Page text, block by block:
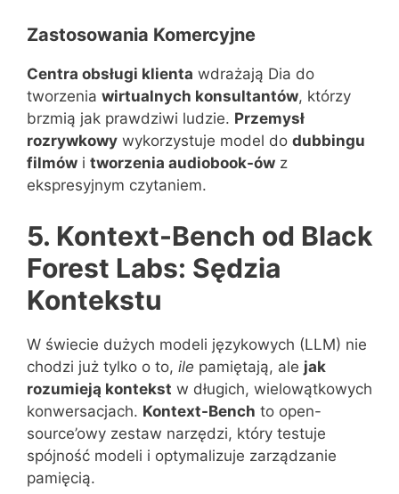
Zastosowania Komercyjne
Centra obsługi klienta wdrażają Dia do
tworzenia wirtualnych konsultantów, którzy
brzmią jak prawdziwi ludzie. Przemysł
rozrywkowy wykorzystuje model do dubbingu
filmów i tworzenia audiobook-ów z
ekspresyjnym czytaniem.
5. Kontext-Bench od Black
Forest Labs: Sędzia
Kontekstu
W świecie dużych modeli językowych (LLM) nie
chodzi już tylko o to, ile pamiętają, ale jak
rozumieją kontekst w długich, wielowątkowych
konwersacjach. Kontext-Bench to open-
source’owy zestaw narzędzi, który testuje
spójność modeli i optymalizuje zarządzanie
pamięcią.